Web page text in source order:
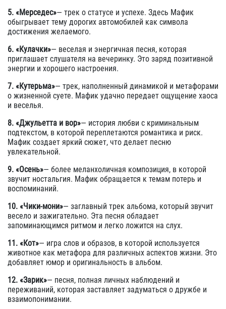
5. «Мерседес»— трек о статусе и успехе. Здесь Мафик
обыгрывает тему дорогих автомобилей как символа
достижения желаемого.
6. «Кулачки»— веселая и энергичная песня, которая
приглашает слушателя на вечеринку. Это заряд позитивной
энергии и хорошего настроения.
7. «Кутерьма»— трек, наполненный динамикой и метафорами
о жизненной суете. Мафик удачно передает ощущение хаоса
и веселья.
8. «Джульетта и вор»— история любви с криминальным
подтекстом, в которой переплетаются романтика и риск.
Мафик создает яркий сюжет, что делает песню
увлекательной.
9. «Осень»— более меланхоличная композиция, в которой
звучит ностальгия. Мафик обращается к темам потерь и
воспоминаний.
10. «Чики-мони»— заглавный трек альбома, который звучит
весело и зажигательно. Эта песня обладает
запоминающимся ритмом и легко ложится на слух.
11. «Кот»— игра слов и образов, в которой используется
животное как метафора для различных аспектов жизни. Это
добавляет юмор и оригинальность в альбом.
12. «Зарик»— песня, полная личных наблюдений и
переживаний, которая заставляет задуматься о дружбе и
взаимопонимании.